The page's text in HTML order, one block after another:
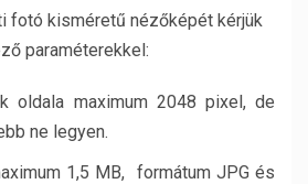
fotó kisméretű nézőképét kérjük
paraméterekkel:
oldala maximum 2048 pixel, de
ne legyen.
1,5 MB, formátum JPG és